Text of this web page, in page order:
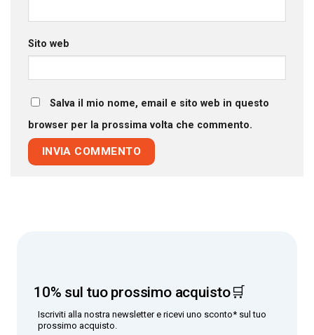
Sito web
Salva il mio nome, email e sito web in questo
browser per la prossima volta che commento.
10% sul tuo prossimo acquisto🛒
Iscriviti alla nostra newsletter e ricevi uno sconto* sul tuo
prossimo acquisto.